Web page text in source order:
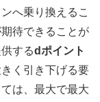
へ乗り換えるこ
待できることが
するdポイント
く引き下げる要
は、最大で最大